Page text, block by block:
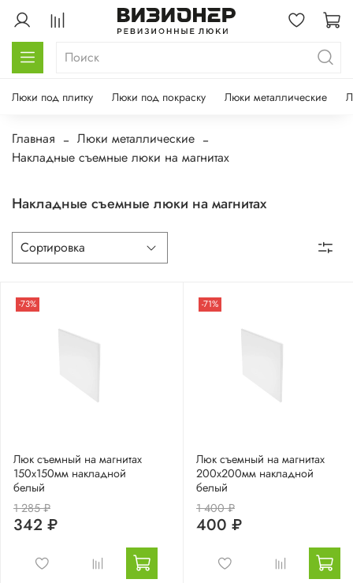
Люки под плитку Люки под покраску Люки металлические
Главная
Люки металлические
Накладные съемные люки на магнитах
Накладные съемные люки на магнитах
-73%
Люк съемный на магнитах
150х150мм накладной
белый
1 285 ₽
342 ₽
-71%
Люк съемный на магнитах
200х200мм накладной
белый
1 400 ₽
400 ₽